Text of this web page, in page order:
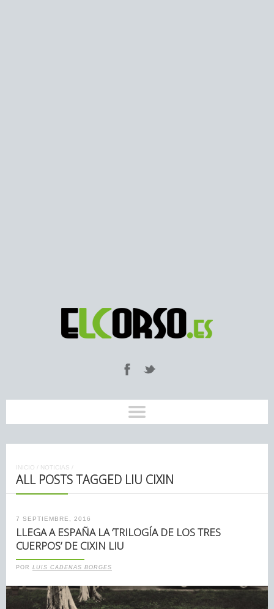
INICIO / NOTICIAS /
ALL POSTS TAGGED LIU CIXIN
7 SEPTIEMBRE, 2016
LLEGA A ESPAÑA LA ‘TRILOGÍA DE LOS TRES
CUERPOS’ DE CIXIN LIU
POR LUIS CADENAS BORGES